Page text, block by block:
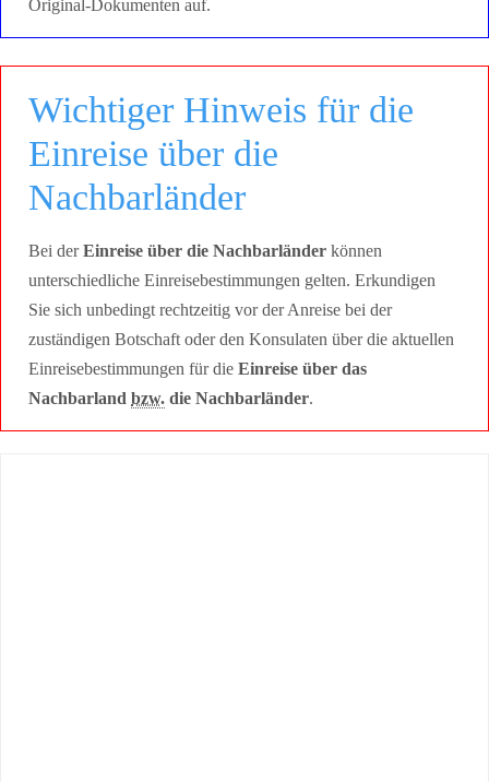
Original-Dokumenten auf.
Wichtiger Hinweis für die
Einreise über die
Nachbarländer
Bei derEinreise über die Nachbarländer können
unterschiedliche Einreisebestimmungen gelten. Erkundigen
Sie sich unbedingt rechtzeitig vor der Anreise bei der
zuständigen Botschaft oder den Konsulaten über die aktuellen
Einreisebestimmungen für die Einreise über das
Nachbarland bzw. die Nachbarländer.